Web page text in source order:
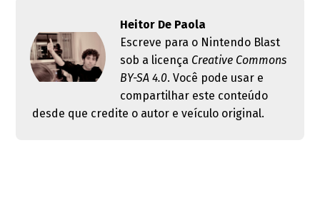
Heitor De Paola
Escreve para o Nintendo Blast
sob a licença Creative Commons
BY-SA 4.0. Você pode usar e
compartilhar este conteúdo
desde que credite o autor e veículo original.